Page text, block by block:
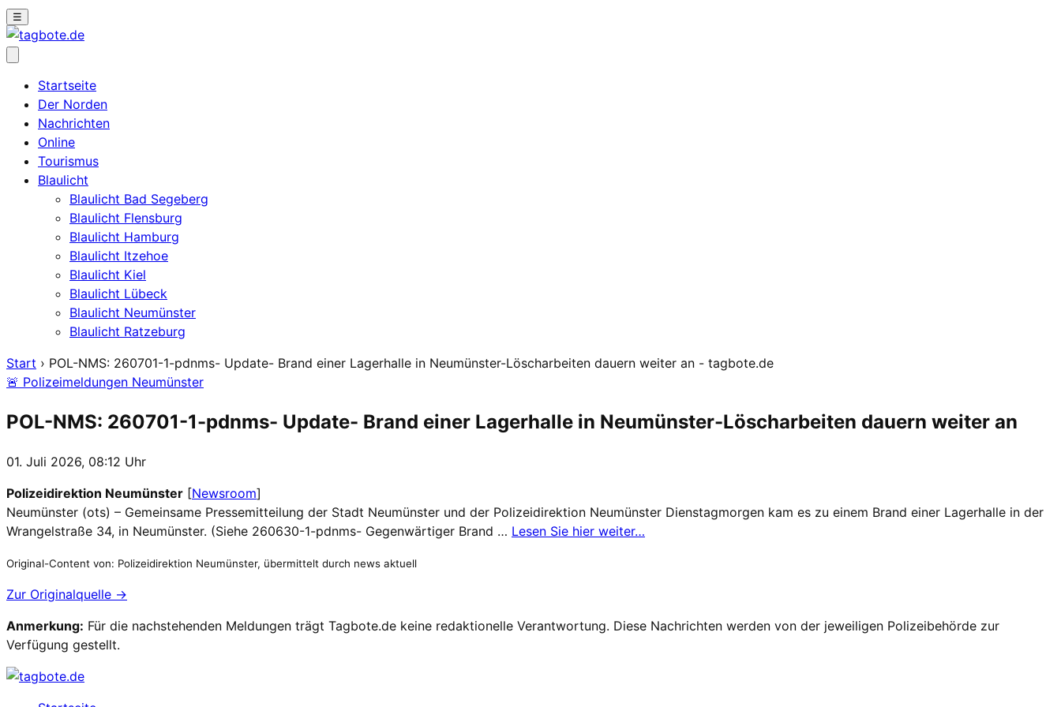
☰
Startseite
Der Norden
Nachrichten
Online
Tourismus
Blaulicht
Blaulicht Bad Segeberg
Blaulicht Flensburg
Blaulicht Hamburg
Blaulicht Itzehoe
Blaulicht Kiel
Blaulicht Lübeck
Blaulicht Neumünster
Blaulicht Ratzeburg
Start › POL-NMS: 260701-1-pdnms- Update- Brand einer Lagerhalle in Neumünster-Löscharbeiten dauern weiter an - tagbote.de
🚨 Polizeimeldungen Neumünster
POL-NMS: 260701-1-pdnms- Update- Brand einer Lagerhalle in Neumünster-Löscharbeiten dauern weiter an
01. Juli 2026, 08:12 Uhr
Polizeidirektion Neumünster [Newsroom]
Neumünster (ots) – Gemeinsame Pressemitteilung der Stadt Neumünster und der Polizeidirektion Neumünster Dienstagmorgen kam es zu einem Brand einer Lagerhalle in der
Wrangelstraße 34, in Neumünster. (Siehe 260630-1-pdnms- Gegenwärtiger Brand … Lesen Sie hier weiter…
Original-Content von: Polizeidirektion Neumünster, übermittelt durch news aktuell
Zur Originalquelle →
Anmerkung: Für die nachstehenden Meldungen trägt Tagbote.de keine redaktionelle Verantwortung. Diese Nachrichten werden von der jeweiligen Polizeibehörde zur
Verfügung gestellt.